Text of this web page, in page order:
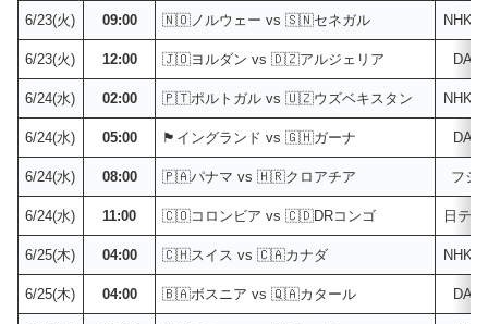
6/23(火) 09:00 🇳🇴ノルウェー vs 🇸🇳セネガル NHK
6/23(火) 12:00 🇯🇴ヨルダン vs 🇩🇿アルジェリア
6/24(水) 02:00 🇵🇹ポルトガル vs 🇺🇿ウズベキスタン NHK
6/24(水) 05:00 🏴󠁧󠁢󠁥󠁮󠁧󠁿イングランド vs 🇬🇭ガーナ
6/24(水) 08:00 🇵🇦パナマ vs 🇭🇷クロアチア フジ
6/24(水) 11:00 🇨🇴コロンビア vs 🇨🇩DRコンゴ 日テ
6/25(木) 04:00 🇨🇭スイス vs 🇨🇦カナダ NHK
6/25(木) 04:00 🇧🇦ボスニア vs 🇶🇦カタール